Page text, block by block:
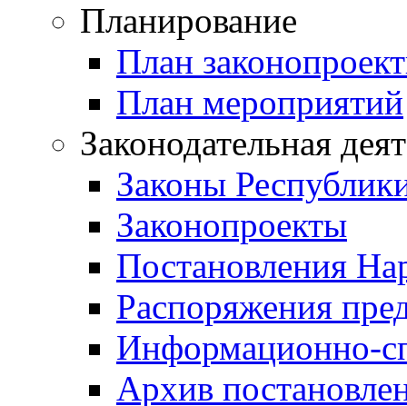
Планирование
План
План мероприятий
Законодательная
Законы
Законопроекты
Постановления
Распоряжения
Информационно-
Архив